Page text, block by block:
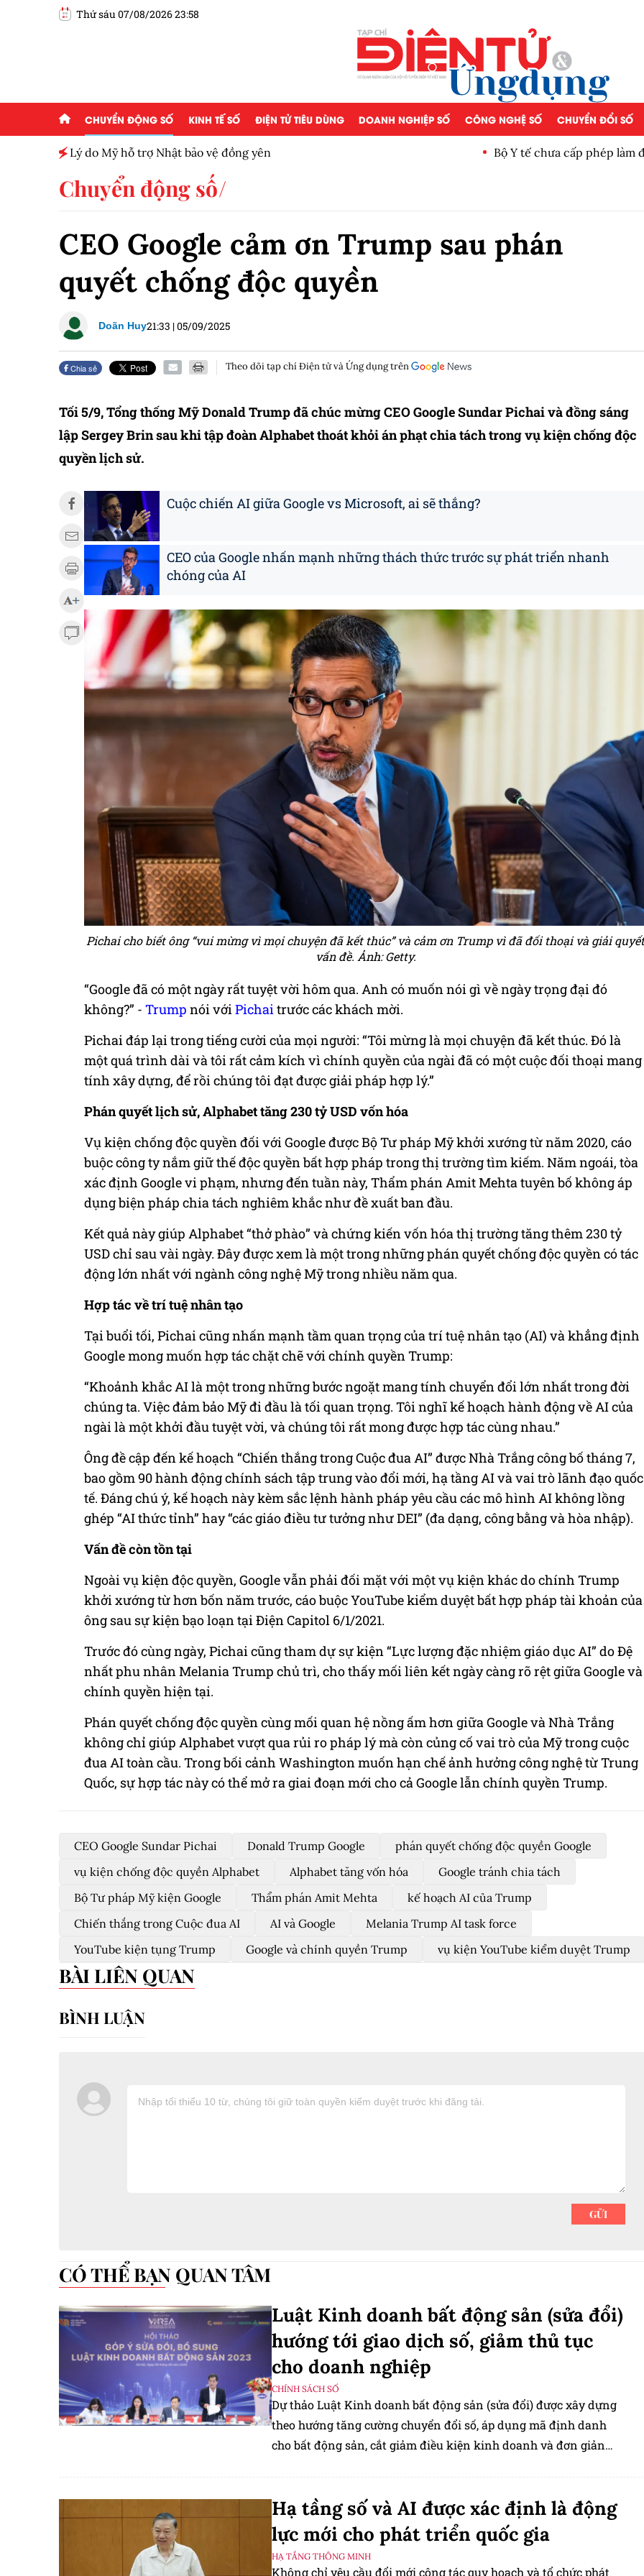
Thứ sáu 07/08/2026 23:58
CHUYỂN ĐỘNG SỐ KINH TẾ SỐ ĐIỆN TỬ TIÊU DÙNG DOANH NGHIỆP SỐ CÔNG NGHỆ SỐ CHUYỂN ĐỔI SỐ
Lý do Mỹ hỗ trợ Nhật bảo vệ đồng yên Bộ Y tế chưa cấp phép làm
Chuyển động số
CEO Google cảm ơn Trump sau phán
quyết chống độc quyền
Doãn Huy21:33 |05/09/2025
Chia sẻ Theo dõi tạp chí Điện tử và Ứng dụng trên
Tối 5/9, Tổng thống Mỹ Donald Trump đã chúc mừng CEO Google Sundar Pichai và đồng sáng
lập Sergey Brin sau khi tập đoàn Alphabet thoát khỏi án phạt chia tách trong vụ kiện chống độc
quyền lịch sử.
Cuộc chiến AI giữa Google vs Microsoft, ai sẽ thắng?
CEO của Google nhấn mạnh những thách thức trước sự phát triển nhanh
chóng của AI
Pichai cho biết ông “vui mừng vì mọi chuyện đã kết thúc” và cảm ơn Trump vì đã đối thoại và giải quyết
vấn đề. Ảnh: Getty.
“Google đã có một ngày rất tuyệt vời hôm qua. Anh có muốn nói gì về ngày trọng đại đó
không?” - Trump nói vớiPichaitrước các khách mời.
Pichai đáp lại trong tiếng cười của mọi người: “Tôi mừng là mọi chuyện đã kết thúc. Đó là
một quá trình dài và tôi rất cảm kích vì chính quyền của ngài đã có một cuộc đối thoại mang
tính xây dựng, để rồi chúng tôi đạt được giải pháp hợp lý.”
Phán quyết lịch sử, Alphabet tăng 230 tỷ USD vốn hóa
Vụ kiện chống độc quyền đối với Google được Bộ Tư pháp Mỹ khởi xướng từ năm 2020, cáo
buộc công ty nắm giữ thế độc quyền bất hợp pháp trong thị trường tìm kiếm. Năm ngoái, tòa
xác định Google vi phạm, nhưng đến tuần này, Thẩm phán Amit Mehta tuyên bố không áp
dụng biện pháp chia tách nghiêm khắc như đề xuất ban đầu.
Kết quả này giúp Alphabet “thở phào” và chứng kiến vốn hóa thị trường tăng thêm 230 tỷ
USD chỉ sau vài ngày. Đây được xem là một trong những phán quyết chống độc quyền có tác
động lớn nhất với ngành công nghệ Mỹ trong nhiều năm qua.
Hợp tác về trí tuệ nhân tạo
Tại buổi tối, Pichai cũng nhấn mạnh tầm quan trọng của trí tuệ nhân tạo (AI) và khẳng định
Google mong muốn hợp tác chặt chẽ với chính quyền Trump:
“Khoảnh khắc AI là một trong những bước ngoặt mang tính chuyển đổi lớn nhất trong đời
chúng ta. Việc đảm bảo Mỹ đi đầu là tối quan trọng. Tôi nghĩ kế hoạch hành động về AI của
ngài là một khởi đầu tuyệt vời, và chúng tôi rất mong được hợp tác cùng nhau.”
Ông đề cập đến kế hoạch “Chiến thắng trong Cuộc đua AI” được Nhà Trắng công bố tháng 7,
bao gồm 90 hành động chính sách tập trung vào đổi mới, hạ tầng AI và vai trò lãnh đạo quốc
tế. Đáng chú ý, kế hoạch này kèm sắc lệnh hành pháp yêu cầu các mô hình AI không lồng
ghép “AI thức tỉnh” hay “các giáo điều tư tưởng như DEI” (đa dạng, công bằng và hòa nhập).
Vấn đề còn tồn tại
Ngoài vụ kiện độc quyền, Google vẫn phải đối mặt với một vụ kiện khác do chính Trump
khởi xướng từ hơn bốn năm trước, cáo buộc YouTube kiểm duyệt bất hợp pháp tài khoản của
ông sau sự kiện bạo loạn tại Điện Capitol 6/1/2021.
Trước đó cùng ngày, Pichai cũng tham dự sự kiện “Lực lượng đặc nhiệm giáo dục AI” do Đệ
nhất phu nhân Melania Trump chủ trì, cho thấy mối liên kết ngày càng rõ rệt giữa Google và
chính quyền hiện tại.
Phán quyết chống độc quyền cùng mối quan hệ nồng ấm hơn giữa Google và Nhà Trắng
không chỉ giúp Alphabet vượt qua rủi ro pháp lý mà còn củng cố vai trò của Mỹ trong cuộc
đua AI toàn cầu. Trong bối cảnh Washington muốn hạn chế ảnh hưởng công nghệ từ Trung
Quốc, sự hợp tác này có thể mở ra giai đoạn mới cho cả Google lẫn chính quyền Trump.
CEO Google Sundar Pichai Donald Trump Google
phán quyết chống độc quyền Google
vụ kiện chống độc quyền Alphabet
Alphabet tăng vốn hóa
Google tránh chia tách
Bộ Tư pháp Mỹ kiện Google
Thẩm phán Amit Mehta
kế hoạch AI của Trump
Chiến thắng trong Cuộc đua AI
AI và Google
Melania Trump AI task force
YouTube kiện tụng Trump
Google và chính quyền Trump vụ kiện YouTube kiểm duyệt Trump
BÀI LIÊN QUAN
CÓ THỂ BẠN QUAN TÂM
Luật Kinh doanh bất động sản (sửa đổi)
hướng tới giao dịch số, giảm thủ tục
cho doanh nghiệp
CHÍNH SÁCH SỐ
Dự thảo Luật Kinh doanh bất động sản (sửa đổi) được xây dựng
theo hướng tăng cường chuyển đổi số, áp dụng mã định danh
cho bất động sản, cắt giảm điều kiện kinh doanh và đơn giản
Hạ tầng số và AI được xác định là động
lực mới cho phát triển quốc gia
HẠ TẦNG THÔNG MINH
Không chỉ yêu cầu đổi mới công tác quy hoạch và tổ chức phát